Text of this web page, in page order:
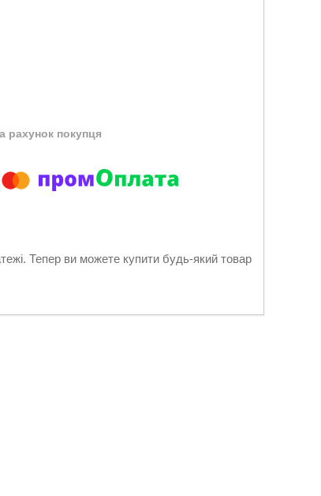
рахунок покупця
Тепер ви можете купити будь-який товар